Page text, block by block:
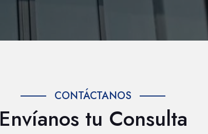
CONTÁCTANOS
Envíanos tu Consulta